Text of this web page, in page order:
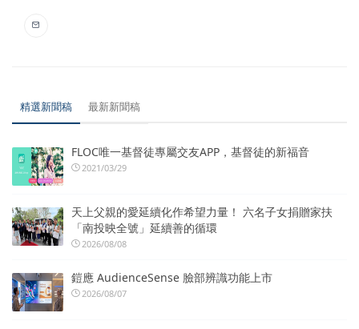
精選新聞稿 最新新聞稿
FLOC唯一基督徒專屬交友APP，基督徒的新福音
2021/03/29
天上父親的愛延續化作希望力量！ 六名子女捐贈家扶
「南投映全號」延續善的循環
2026/08/08
鎧應 AudienceSense 臉部辨識功能上市
2026/08/07